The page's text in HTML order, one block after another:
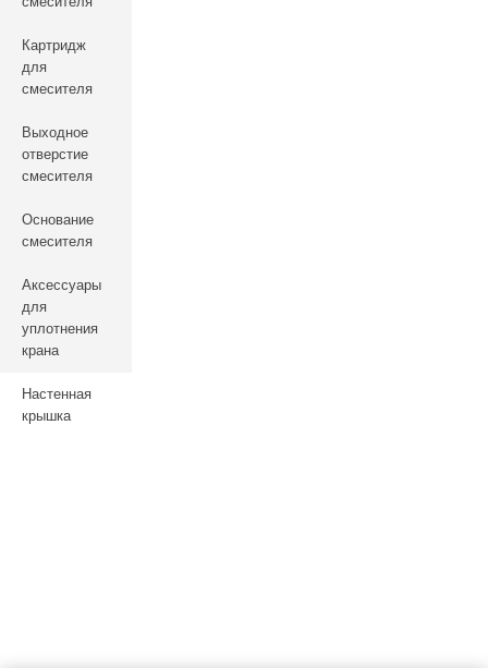
Картридж
для
смесителя
Выходное
отверстие
смесителя
Основание
смесителя
Аксессуары
для
уплотнения
крана
Настенная
крышка